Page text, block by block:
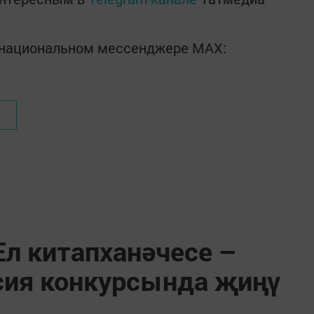
мессенджере MАХ:
китапханәчесе –
конкурсында җиңү